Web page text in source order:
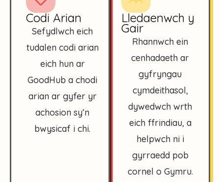
Codi Arian
Sefydlwch eich
tudalen codi arian
eich hun ar
GoodHub a chodi
arian ar gyfer yr
achosion sy’n
bwysicaf i chi.
Lledaenwch y
Gair
Rhannwch ein
cenhadaeth ar
gyfryngau
cymdeithasol,
dywedwch wrth
eich ffrindiau, a
helpwch ni i
gyrraedd pob
cornel o Gymru.